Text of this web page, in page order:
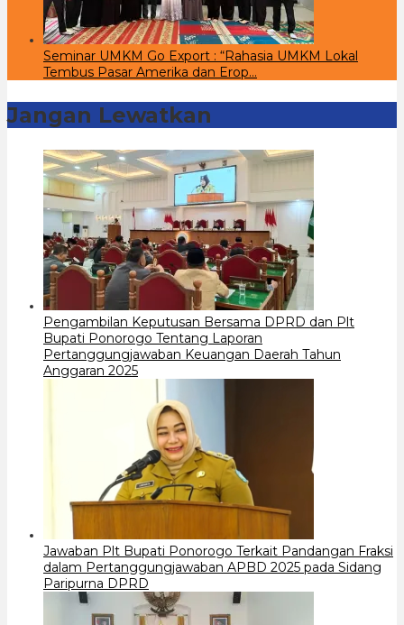
Seminar UMKM Go Export : “Rahasia UMKM Lokal
Tembus Pasar Amerika dan Erop…
Jangan Lewatkan
Pengambilan Keputusan Bersama DPRD dan Plt
Bupati Ponorogo Tentang Laporan
Pertanggungjawaban Keuangan Daerah Tahun
Anggaran 2025
Jawaban Plt Bupati Ponorogo Terkait Pandangan Fraksi
dalam Pertanggungjawaban APBD 2025 pada Sidang
Paripurna DPRD